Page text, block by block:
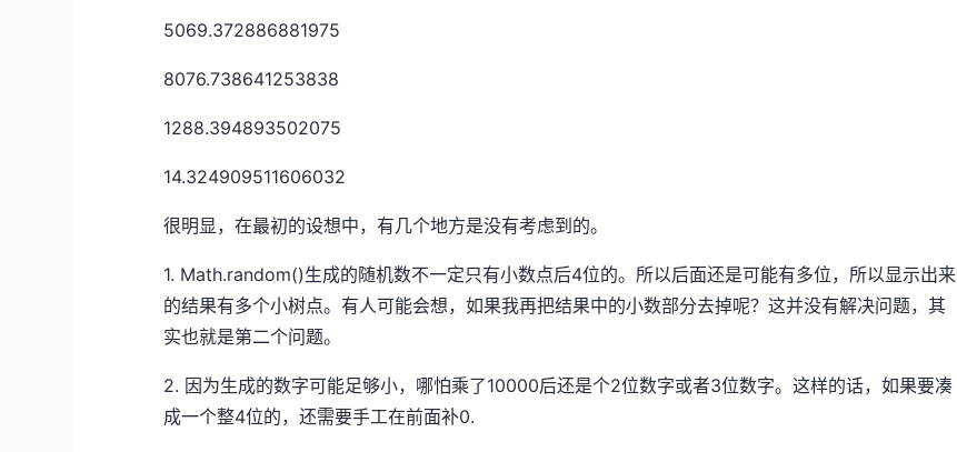
5069.372886881975
8076.738641253838
1288.394893502075
14.324909511606032
很明显，在最初的设想中，有几个地方是没有考虑到的。
1. Math.random()生成的随机数不一定只有小数点后4位的。所以后面还是可能有多位，所以显示出来
的结果有多个小树点。有人可能会想，如果我再把结果中的小数部分去掉呢？这并没有解决问题，其
实也就是第二个问题。
2. 因为生成的数字可能足够小，哪怕乘了10000后还是个2位数字或者3位数字。这样的话，如果要凑
成一个整4位的，还需要手工在前面补0.